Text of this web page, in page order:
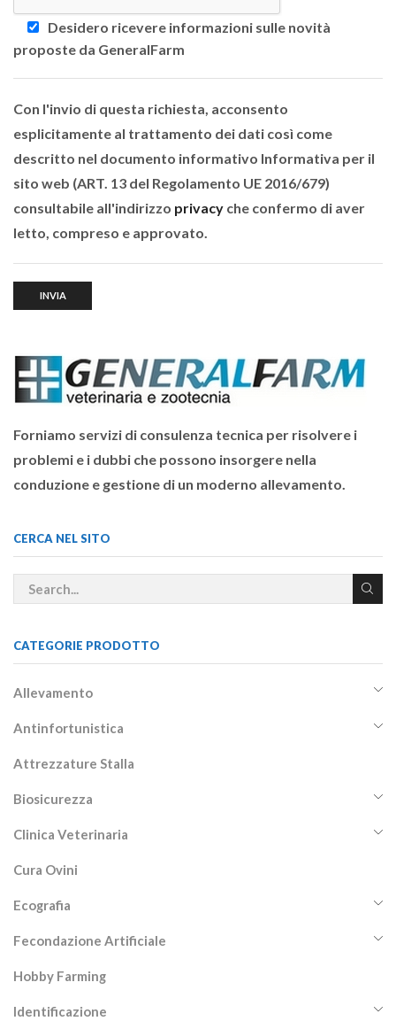
Desidero ricevere informazioni sulle novità
proposte da GeneralFarm
Con l'invio di questa richiesta, acconsento
esplicitamente al trattamento dei dati così come
descritto nel documento informativo Informativa per il
sito web (ART. 13 del Regolamento UE 2016/679)
consultabile all'indirizzo privacy che confermo di aver
letto, compreso e approvato.
Forniamo servizi di consulenza tecnica per risolvere i
problemi e i dubbi che possono insorgere nella
conduzione e gestione di un moderno allevamento.
CERCA NEL SITO
CATEGORIE PRODOTTO
Allevamento
Antinfortunistica
Attrezzature Stalla
Biosicurezza
Clinica Veterinaria
Cura Ovini
Ecografia
Fecondazione Artificiale
Hobby Farming
Identificazione